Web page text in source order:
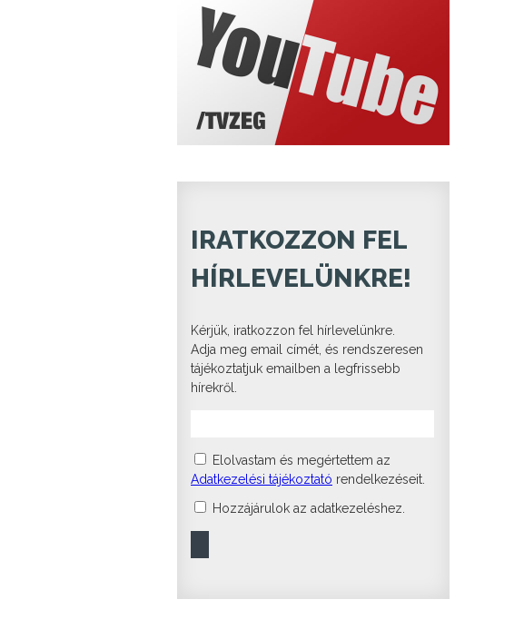
IRATKOZZON FEL
HÍRLEVELÜNKRE!
Kérjük, iratkozzon fel hírlevelünkre.
Adja meg email címét, és rendszeresen
tájékoztatjuk emailben a legfrissebb
hírekről.
Elolvastam és megértettem az
Adatkezelési tájékoztató rendelkezéseit.
Hozzájárulok az adatkezeléshez.